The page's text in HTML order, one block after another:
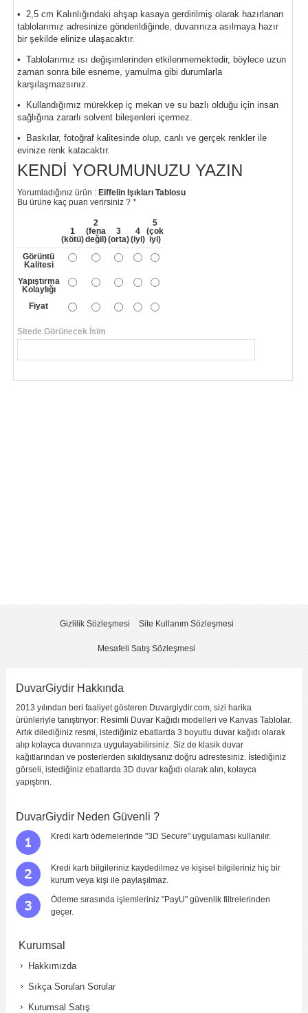
• 2,5 cm Kalınlığındaki ahşap kasaya gerdirilmiş olarak hazırlanan
tablolarımız adresinize gönderildiğinde, duvarınıza asılmaya hazır
bir şekilde elinize ulaşacaktır.
• Tablolarımız ısı değişimlerinden etkilenmemektedir, böylece uzun
zaman sonra bile esneme, yamulma gibi durumlarla
karşılaşmazsınız.
• Kullandığımız mürekkep iç mekan ve su bazlı olduğu için insan
sağlığına zararlı solvent bileşenleri içermez.
• Baskılar, fotoğraf kalitesinde olup, canlı ve gerçek renkler ile
evinize renk katacaktır.
KENDI YORUMUNUZU YAZIN
Yorumladığınız ürün : Eiffelin Işıkları Tablosu
Bu ürüne kaç puan verirsiniz ? *
1
(kötü)
2
(fena
değil)
3
(orta)
4
(iyi)
5
(çok
iyi)
Görüntü
Kalitesi
Yapıştırma
Kolaylığı
Fiyat
Sitede Görünecek İsim
Gizlilik Sözleşmesi Site Kullanım Sözleşmesi
Mesafeli Satış Sözleşmesi
DuvarGiydir Hakkında
2013 yılından beri faaliyet gösteren Duvargiydir.com, sizi harika
ürünleriyle tanıştırıyor: Resimli Duvar Kağıdı modelleri ve Kanvas Tablolar.
Artık dilediğiniz resmi, istediğiniz ebatlarda 3 boyutlu duvar kağıdı olarak
alıp kolayca duvarınıza uygulayabilirsiniz. Siz de klasik duvar
kağıtlarından ve posterlerden sıkıldıysanız doğru adrestesiniz. İstediğiniz
görseli, istediğiniz ebatlarda 3D duvar kağıdı olarak alın, kolayca
yapıştırın.
DuvarGiydir Neden Güvenli ?
Kredi kartı ödemelerinde "3D Secure" uygulaması kullanılır.
Kredi kartı bilgileriniz kaydedilmez ve kişisel bilgileriniz hiç bir
kurum veya kişi ile paylaşılmaz.
Ödeme sırasında işlemleriniz "PayU" güvenlik filtrelerinden
geçer.
Kurumsal
Hakkımızda
Sıkça Sorulan Sorular
Kurumsal Satış